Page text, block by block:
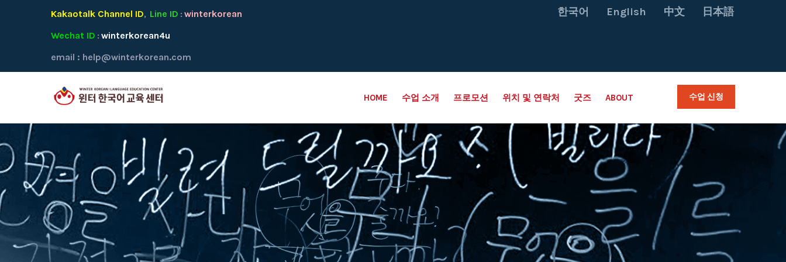
Kakaotalk Channel ID, Line ID : winterkorean
Wechat ID : winterkorean4u
email : help@winterkorean.com
한국어 English 中文 日本語
HOME 수업 소개 프로모션 위치 및 연락처 굿즈 ABOUT 수업 신청